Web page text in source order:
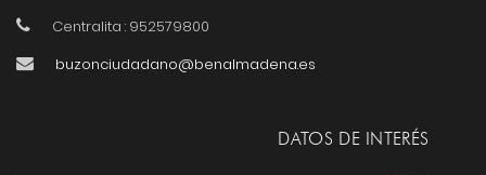
Centralita : 952579800
buzonciudadano@benalmadena.es
DATOS DE INTERÉS